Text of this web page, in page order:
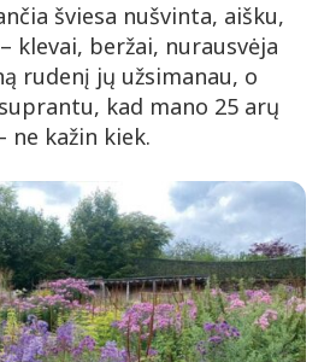
šviesa nušvinta, aišku,
klevai, beržai, nurausvėja
rudenį jų užsimanau, o
kad mano 25 arų
ne kažin kiek.